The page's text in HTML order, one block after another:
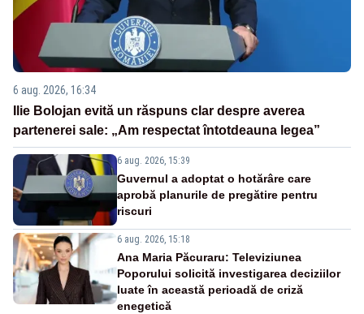
6 aug. 2026, 16:34
Ilie Bolojan evită un răspuns clar despre averea
partenerei sale: „Am respectat întotdeauna legea”
6 aug. 2026, 15:39
Guvernul a adoptat o hotărâre care
aprobă planurile de pregătire pentru
riscuri
6 aug. 2026, 15:18
Ana Maria Păcuraru: Televiziunea
Poporului solicită investigarea deciziilor
luate în această perioadă de criză
enegetică